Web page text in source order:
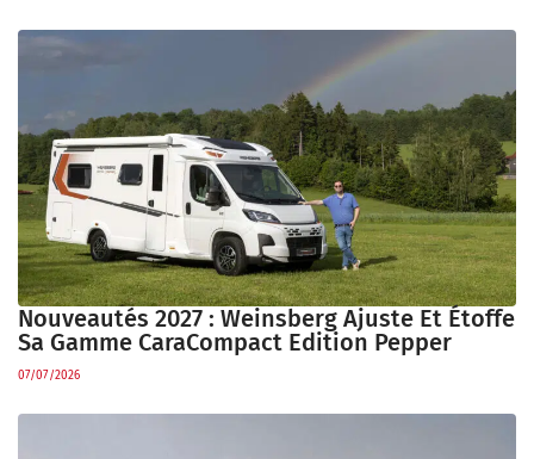
Nouveautés 2027 : Weinsberg Ajuste Et Étoffe
Sa Gamme CaraCompact Edition Pepper
07/07/2026